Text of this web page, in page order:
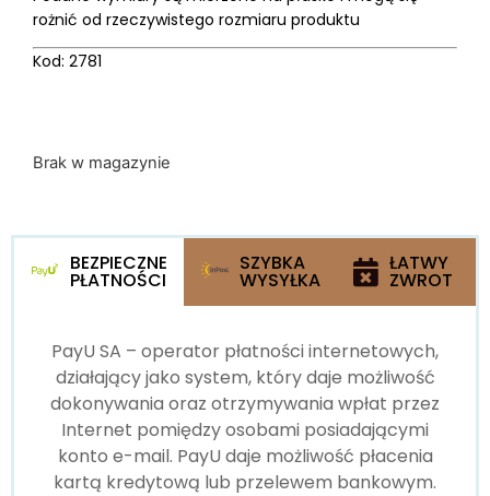
rożnić od rzeczywistego rozmiaru produktu
Kod: 2781
Brak w magazynie
BEZPIECZNE
PŁATNOŚCI
SZYBKA
WYSYŁKA
ŁATWY
ZWROT
PayU SA – operator płatności internetowych,
działający jako system, który daje możliwość
dokonywania oraz otrzymywania wpłat przez
Internet pomiędzy osobami posiadającymi
konto e-mail. PayU daje możliwość płacenia
kartą kredytową lub przelewem bankowym.